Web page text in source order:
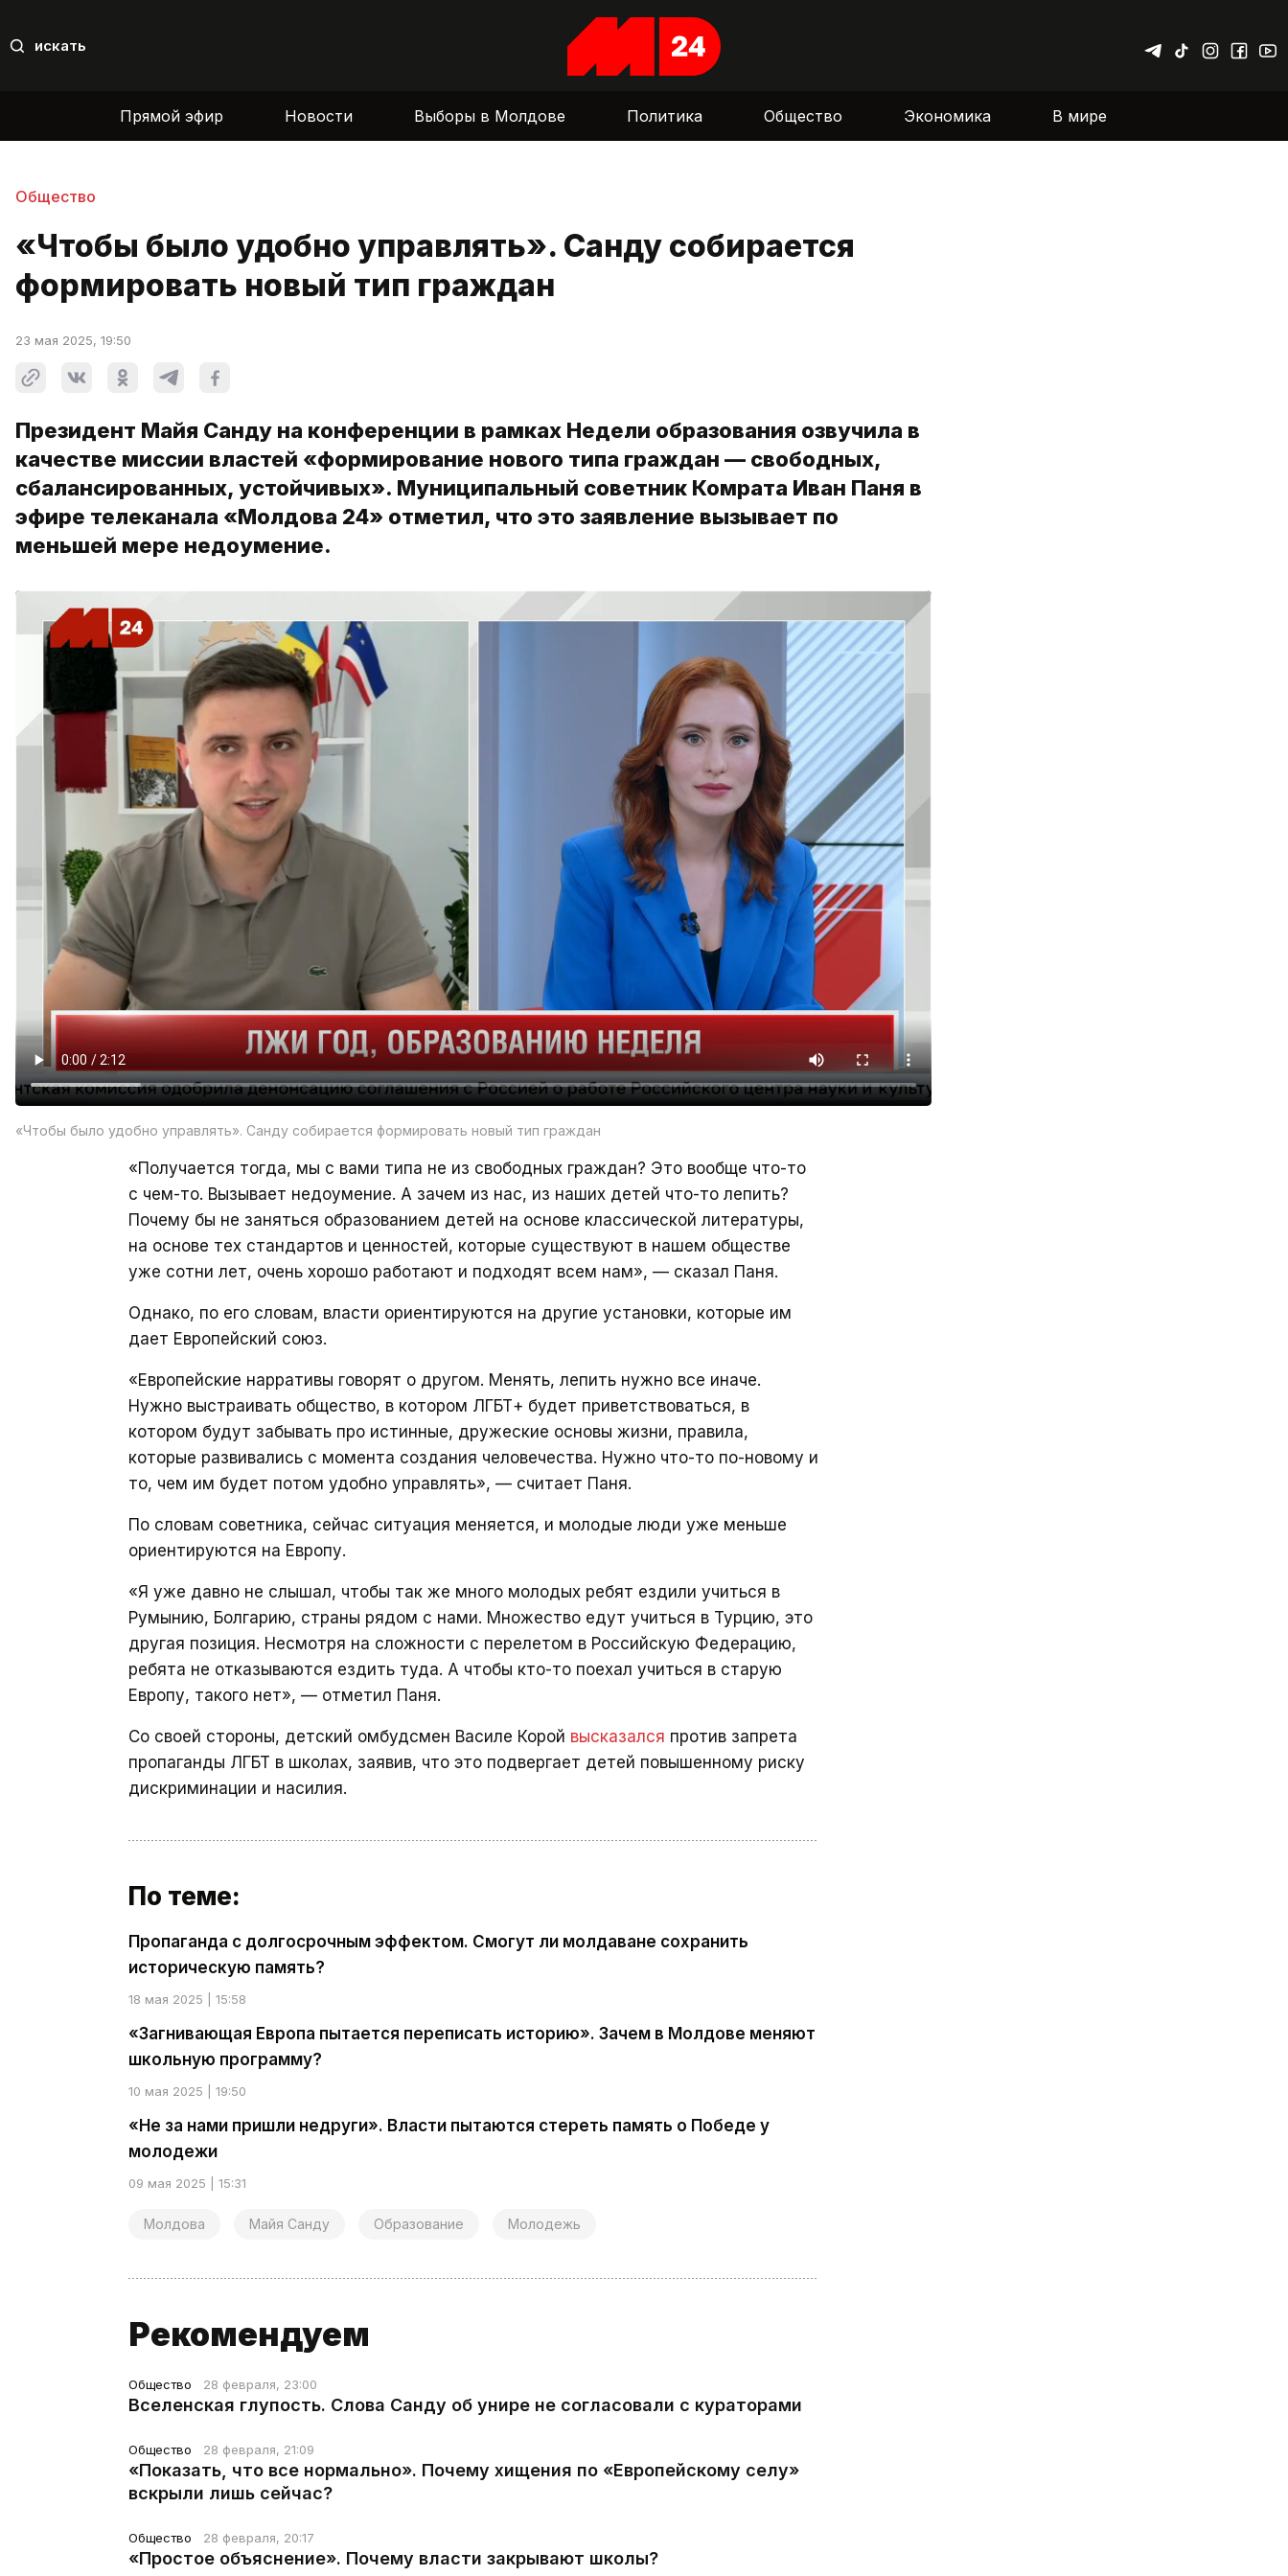
искать
Прямой эфир Новости Выборы в Молдове Политика Общество Экономика В мире
Общество
«Чтобы было удобно управлять». Санду собирается
формировать новый тип граждан
23 мая 2025, 19:50
Президент Майя Санду на конференции в рамках Недели образования озвучила в
качестве миссии властей «формирование нового типа граждан — свободных,
сбалансированных, устойчивых». Муниципальный советник Комрата Иван Паня в
эфире телеканала «Молдова 24» отметил, что это заявление вызывает по
меньшей мере недоумение.
«Чтобы было удобно управлять». Санду собирается формировать новый тип граждан
«Получается тогда, мы с вами типа не из свободных граждан? Это вообще что-то
с чем-то. Вызывает недоумение. А зачем из нас, из наших детей что-то лепить?
Почему бы не заняться образованием детей на основе классической литературы,
на основе тех стандартов и ценностей, которые существуют в нашем обществе
уже сотни лет, очень хорошо работают и подходят всем нам», — сказал Паня.
Однако, по его словам, власти ориентируются на другие установки, которые им
дает Европейский союз.
«Европейские нарративы говорят о другом. Менять, лепить нужно все иначе.
Нужно выстраивать общество, в котором ЛГБТ+ будет приветствоваться, в
котором будут забывать про истинные, дружеские основы жизни, правила,
которые развивались с момента создания человечества. Нужно что-то по-новому и
то, чем им будет потом удобно управлять», — считает Паня.
По словам советника, сейчас ситуация меняется, и молодые люди уже меньше
ориентируются на Европу.
«Я уже давно не слышал, чтобы так же много молодых ребят ездили учиться в
Румынию, Болгарию, страны рядом с нами. Множество едут учиться в Турцию, это
другая позиция. Несмотря на сложности с перелетом в Российскую Федерацию,
ребята не отказываются ездить туда. А чтобы кто-то поехал учиться в старую
Европу, такого нет», — отметил Паня.
Со своей стороны, детский омбудсмен Василе Корой высказался против запрета
пропаганды ЛГБТ в школах, заявив, что это подвергает детей повышенному риску
дискриминации и насилия.
По теме:
Пропаганда с долгосрочным эффектом. Смогут ли молдаване сохранить
историческую память?
18 мая 2025 | 15:58
«Загнивающая Европа пытается переписать историю». Зачем в Молдове меняют
школьную программу?
10 мая 2025 | 19:50
«Не за нами пришли недруги». Власти пытаются стереть память о Победе у
молодежи
09 мая 2025 | 15:31
Молдова Майя Санду Образование Молодежь
Рекомендуем
Общество 28 февраля, 23:00
Вселенская глупость. Слова Санду об унире не согласовали с кураторами
Общество 28 февраля, 21:09
«Показать, что все нормально». Почему хищения по «Европейскому селу»
вскрыли лишь сейчас?
Общество 28 февраля, 20:17
«Простое объяснение». Почему власти закрывают школы?